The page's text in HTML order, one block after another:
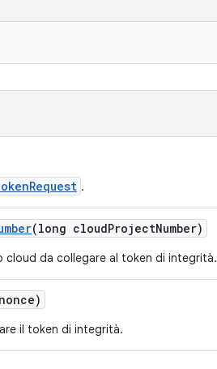
.
(long cloudProjectNumber)
cloud da collegare al token di integrità.
nonce)
il token di integrità.